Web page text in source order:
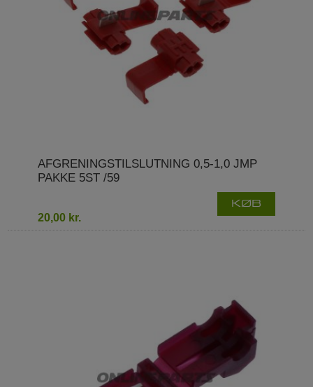
AFGRENINGSTILSLUTNING 0,5-1,0 JMP
PAKKE 5ST /59
20,00 kr.
KØB